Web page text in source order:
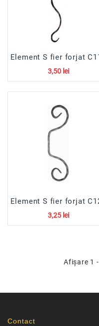
Element S fier forjat
3,50 lei
Element S fier forjat
3,25 lei
Afişare 1
Contact